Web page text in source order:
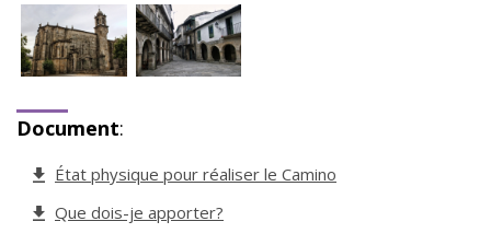
Document:
État physique pour réaliser le Camino
Que dois-je apporter?